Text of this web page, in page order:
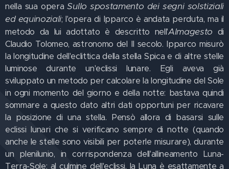
nella sua operaSullo spostamento dei segni solstiziali
ed equinoziali; l'opera di Ipparco è andata perduta, ma il
metodo da lui adottato è descritto nell'Almagesto di
Claudio Tolomeo, astronomo del II secolo. Ipparco misurò
la longitudine dell'eclittica della stella Spica e di altre stelle
luminose durante un'eclissi lunare. Egli aveva già
sviluppato un metodo per calcolare la longitudine del Sole
in ogni momento del giorno e della notte: bastava quindi
sommare a questo dato altri dati opportuni per ricavare
la posizione di una stella. Pensò allora di basarsi sulle
eclissi lunari che si verificano sempre di notte (quando
anche le stelle sono visibili per poterle misurare), durante
un plenilunio, in corrispondenza dell'allineamento Luna-
Terra-Sole: al culmine dell'eclissi, la Luna è esattamente a